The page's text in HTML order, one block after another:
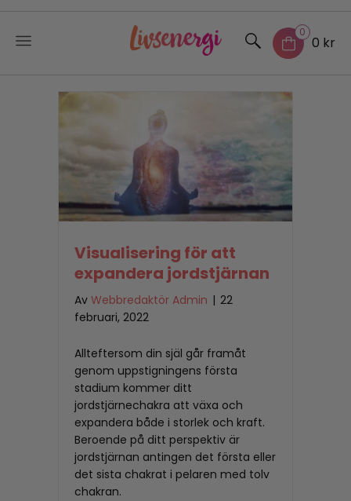
0
0 kr
Visualisering för att
expandera jordstjärnan
Av Webbredaktör Admin | 22
februari, 2022
Allteftersom din själ går framåt
genom uppstigningens första
stadium kommer ditt
jordstjärnechakra att växa och
expandera både i storlek och kraft.
Beroende på ditt perspektiv är
jordstjärnan antingen det första eller
det sista chakrat i pelaren med tolv
chakran.